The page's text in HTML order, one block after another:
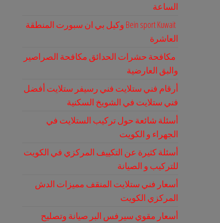
الساعة
Bein sport Kuwait وكيل بي ان سبورت المنطقة
العاشرة
مكافحة حشرات الحدائق مكافحة الصراصير
والبق العارضية
أرقام فني ستلايت فني رسيفر ستلايت أفضل
فني ستلايت في الشويخ السكنية
أسئلة شائعة حول تركيب الستلايت في
الجهراء و الكويت
أسئلة كثيرة عن التكييف المركزي في الكويت
للتركيب و الصيانة
أسعار فني ستلايت المنقف مميزات الدش
المركزي الكويت
أسعار مقوي سيرفس البر صيانة وتصليح